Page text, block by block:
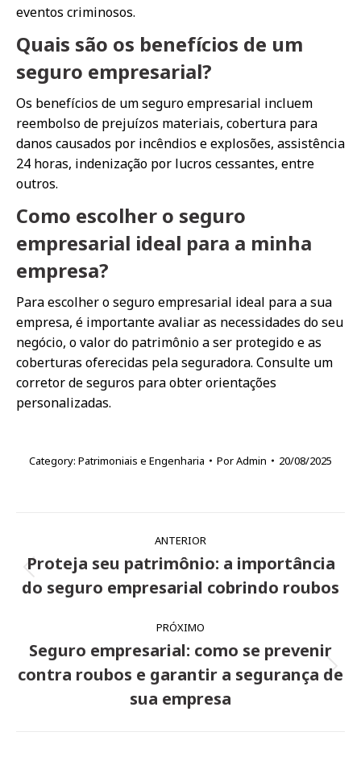
eventos criminosos.
Quais são os benefícios de um
seguro empresarial?
Os benefícios de um seguro empresarial incluem
reembolso de prejuízos materiais, cobertura para
danos causados por incêndios e explosões, assistência
24 horas, indenização por lucros cessantes, entre
outros.
Como escolher o seguro
empresarial ideal para a minha
empresa?
Para escolher o seguro empresarial ideal para a sua
empresa, é importante avaliar as necessidades do seu
negócio, o valor do patrimônio a ser protegido e as
coberturas oferecidas pela seguradora. Consulte um
corretor de seguros para obter orientações
personalizadas.
Category: Patrimoniais e Engenharia PorAdmin 20/08/2025
de
post:
ANTERIOR
Post
anterior:
Proteja seu patrimônio: a importância
do seguro empresarial cobrindo roubos
PRÓXIMO
Próximo
post:
Seguro empresarial: como se prevenir
contra roubos e garantir a segurança de
sua empresa